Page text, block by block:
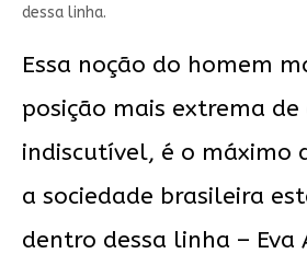
dessa linha.
Essa noção do homem
posição mais extrema
indiscutível, é o máximo
a sociedade brasileira
dentro dessa linha –